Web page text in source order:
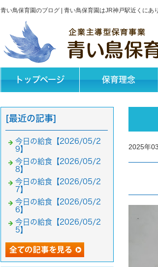
青い鳥保育園のブログ | 青い鳥保育園はJR神戸駅近くにあ
トップページ 保育理念
2025年
[最近の記事]
今日の給食【2026/05/2
9】
今日の給食【2026/05/2
8】
今日の給食【2026/05/2
7】
今日の給食【2026/05/2
6】
今日の給食【2026/05/2
5】